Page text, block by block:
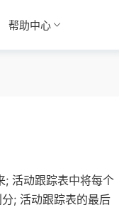
帮助中心
; 活动跟踪表中将每个
; 活动跟踪表的最后